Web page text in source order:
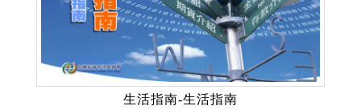
生活指南-生活指南